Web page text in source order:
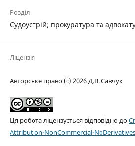
Розділ
Судоустрій; прокуратура та
Ліцензія
Авторське право (c) 2026 Д.В. Савчук
Ця робота ліцензується відповідно до
Attribution-NonCommercial-